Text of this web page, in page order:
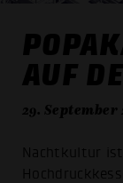
AUF
29. September
Nachtkultur